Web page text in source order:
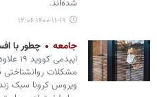
شده‌اند.
۱۴۰۰-۱۱-۱۹ ۱۲:۰۶
جامعه چطور با
مشکلات روانشناختی
ویروس کرونا سبک